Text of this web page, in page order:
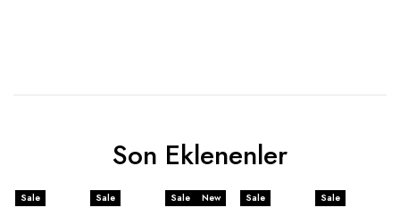
Son Eklenenler
Sale Sale Sale New Sale Sale